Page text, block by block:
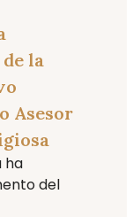
la
Asesor
ha
del